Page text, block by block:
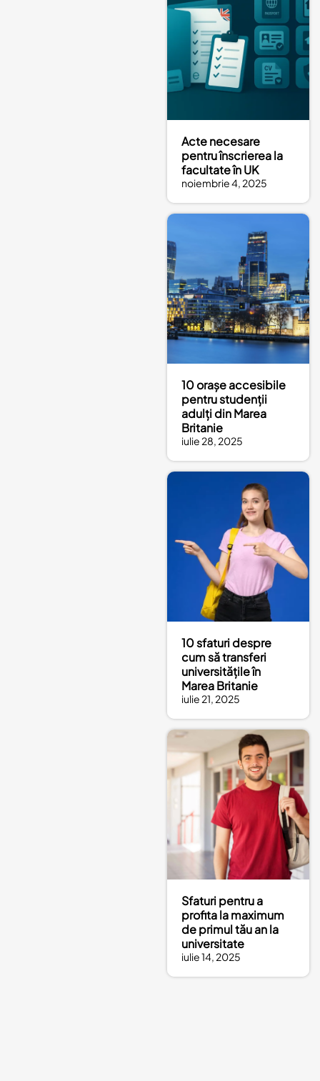
Acte necesare
pentru înscrierea la
facultate în UK
noiembrie 4, 2025
10 orașe accesibile
pentru studenții
adulți din Marea
Britanie
iulie 28, 2025
10 sfaturi despre
cum să transferi
universitățile în
Marea Britanie
iulie 21, 2025
Sfaturi pentru a
profita la maximum
de primul tău an la
universitate
iulie 14, 2025